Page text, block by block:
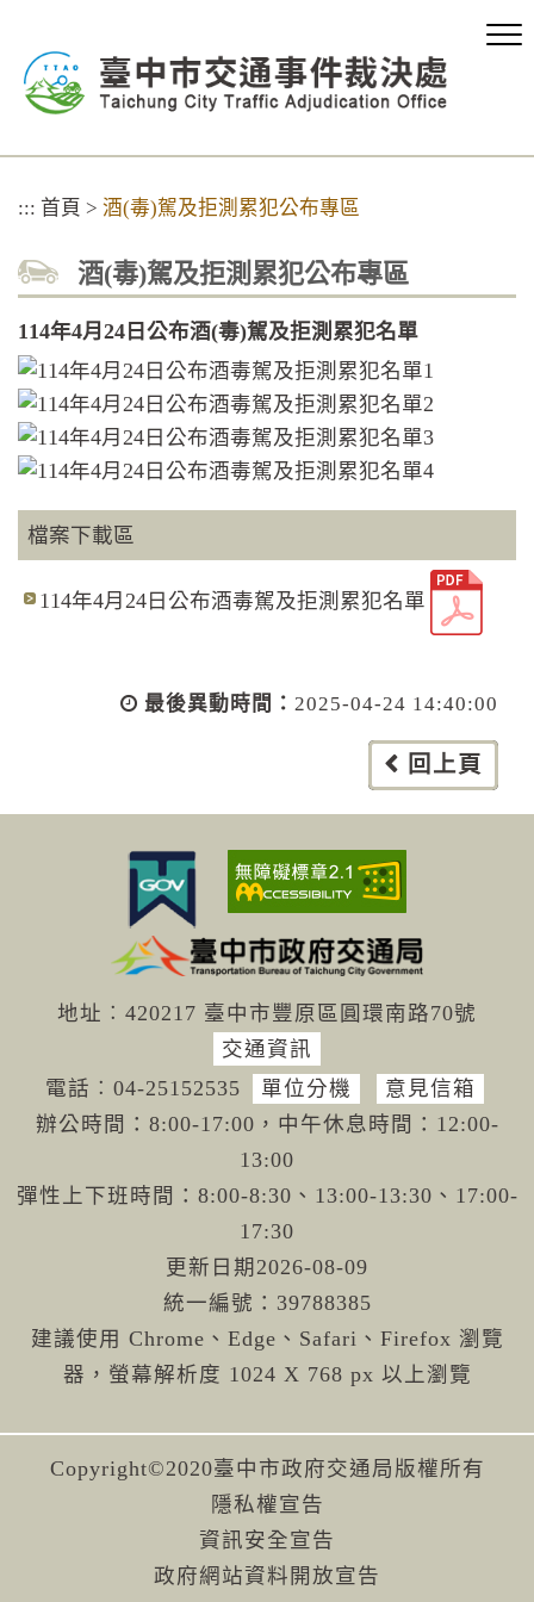
::: 首頁 > 酒(毒)駕及拒測累犯公布專區
酒(毒)駕及拒測累犯公布專區
114年4月24日公布酒(毒)駕及拒測累犯名單
檔案下載區
114年4月24日公布酒毒駕及拒測累犯名單
最後異動時間： 2025-04-24 14:40:00
回上頁
地址︰420217 臺中市豐原區圓環南路70號
交通資訊
電話︰04-25152535 單位分機
意見信箱
辦公時間：8:00-17:00，中午休息時間：12:00-
13:00
彈性上下班時間：8:00-8:30、13:00-13:30、17:00-
17:30
更新日期 2026-08-09
統一編號：39788385
建議使用 Chrome、Edge、Safari、Firefox 瀏覽
器，螢幕解析度 1024 X 768 px 以上瀏覽
Copyright©2020臺中市政府交通局版權所有
隱私權宣告
資訊安全宣告
政府網站資料開放宣告